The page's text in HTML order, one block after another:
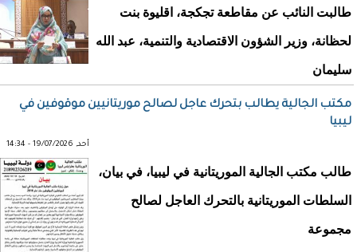
طالبت النائب عن مقاطعة تجكجة، اقليوة بنت
لحظانة، وزير الشؤون الاقتصادية والتنمية، عبد الله
سليمان
مكتب الجالية يطالب بتحرك عاجل لصالح موريتانيين موقوفين في
ليبيا
أحد, 19/07/2026 - 14:34
طالب مكتب الجالية الموريتانية في ليبيا، في بيان،
السلطات الموريتانية بالتحرك العاجل لصالح
مجموعة